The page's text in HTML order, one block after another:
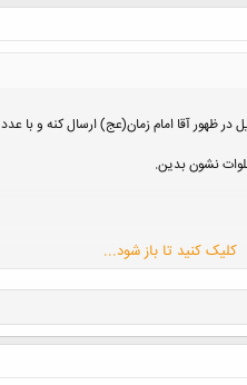
ظهور آقا امام زمان(عج) ارسال کنه و با
نشون بدین.
کلیک کنید تا باز شود...